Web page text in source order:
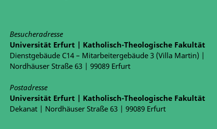
Besucheradresse
Universität Erfurt | Katholisch-Theologische Fakultät
Dienstgebäude C14 – Mitarbeitergebäude 3 (Villa Martin) |
Nordhäuser Straße 63 | 99089 Erfurt
Postadresse
Universität Erfurt | Katholisch-Theologische Fakultät
Dekanat | Nordhäuser Straße 63 | 99089 Erfurt